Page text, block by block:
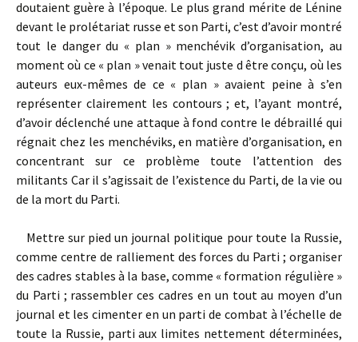
doutaient guère à l’époque. Le plus grand mérite de Lénine
devant le prolétariat russe et son Parti, c’est d’avoir montré
tout le danger du « plan » menchévik d’organisation, au
moment où ce « plan » venait tout juste d être conçu, où les
auteurs eux-mêmes de ce « plan » avaient peine à s’en
représenter clairement les contours ; et, l’ayant montré,
d’avoir déclenché une attaque à fond contre le débraillé qui
régnait chez les menchéviks, en matière d’organisation, en
concentrant sur ce problème toute l’attention des
militants Car il s’agissait de l’existence du Parti, de la vie ou
de la mort du Parti.
Mettre sur pied un journal politique pour toute la Russie,
comme centre de ralliement des forces du Parti ; organiser
des cadres stables à la base, comme « formation régulière »
du Parti ; rassembler ces cadres en un tout au moyen d’un
journal et les cimenter en un parti de combat à l’échelle de
toute la Russie, parti aux limites nettement déterminées,